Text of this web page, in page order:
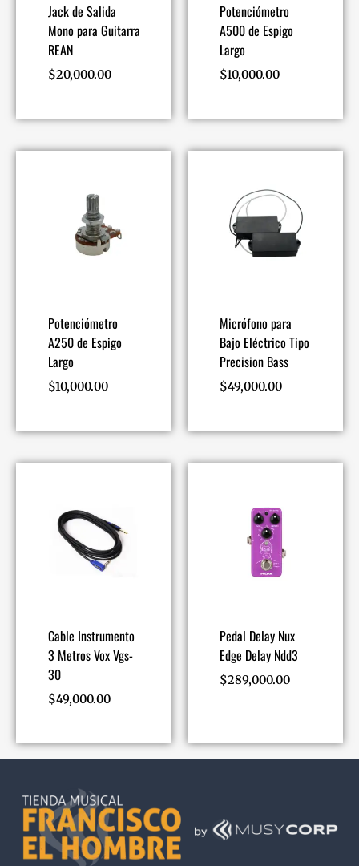
Jack de Salida
Mono para Guitarra
REAN
$20,000.00
Potenciómetro
A500 de Espigo
Largo
$10,000.00
Potenciómetro
A250 de Espigo
Largo
$10,000.00
Micrófono para
Bajo Eléctrico Tipo
Precision Bass
$49,000.00
Cable Instrumento
3 Metros Vox Vgs-
30
$49,000.00
Pedal Delay Nux
Edge Delay Ndd3
$289,000.00